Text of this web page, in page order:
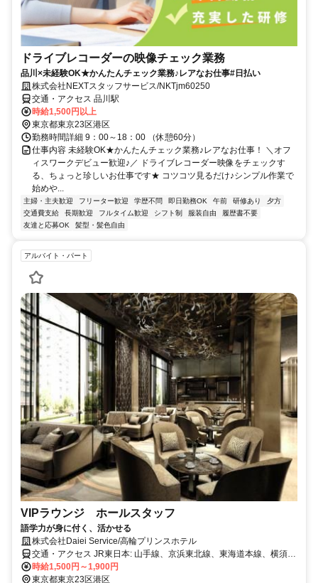
ドライブレコーダーの映像チェック業務
品川×未経験OK★かんたんチェック業務♪レアなお仕事#日払い
株式会社NEXTスタッフサービス/NKTjm60250
交通・アクセス 品川駅
時給1,500円以上
東京都東京23区港区
勤務時間詳細 9：00～18：00 （休憩60分）
仕事内容 未経験OK★かんたんチェック業務♪レアなお仕事！ ＼オフ
ィスワークデビュー歓迎♪／ ドライブレコーダー映像をチェックす
る、ちょっと珍しいお仕事です★ コツコツ見るだけ♪シンプル作業で
始めや...
主婦・主夫歓迎 フリーター歓迎 学歴不問 即日勤務OK 午前 研修あり
夕方
交通費支給
長期歓迎 フルタイム歓迎 シフト制 服装自由
履歴書不要
友達と応募OK
髪型・髪色自由
アルバイト・パート
VIPラウンジ ホールスタッフ
語学力が身に付く、活かせる
株式会社Daiei Service/高輪プリンスホテル
交通・アクセス JR東日本: 山手線、京浜東北線、東海道本線、横須賀
線、成田エクスプレス 京急電鉄: 京急本線、空港線から徒歩で約5
分。 都営地下鉄浅草線 高輪台駅A１出口から徒歩で約3分。
時給1,500円～1,900円
東京都東京23区港区